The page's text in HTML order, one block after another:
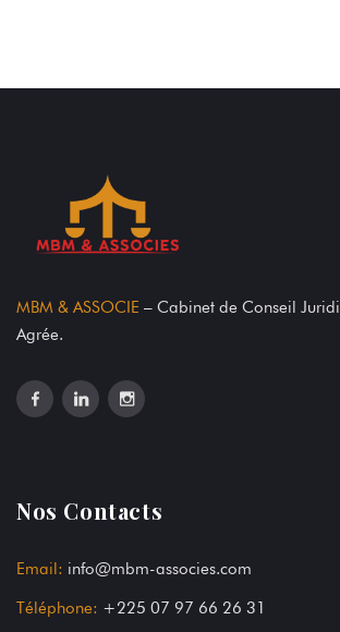
MBM & ASSOCIE – Cabinet de Conseil
Agrée.
Nos Contacts
Email: info@mbm-associes.com
Téléphone: +225 07 97 66 26 31